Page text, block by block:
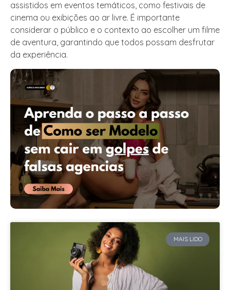
assistidos em eventos temáticos, como festivais de
cinema ou exibições ao ar livre. É importante
considerar o público e o contexto ao escolher um filme
de aventura, garantindo que todos possam desfrutar
da experiência.
MAIS LIDO